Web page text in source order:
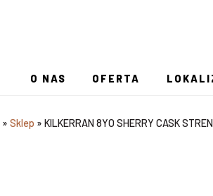
O NAS OFERTA
» Sklep » KILKERRAN 8YO SHERRY CASK